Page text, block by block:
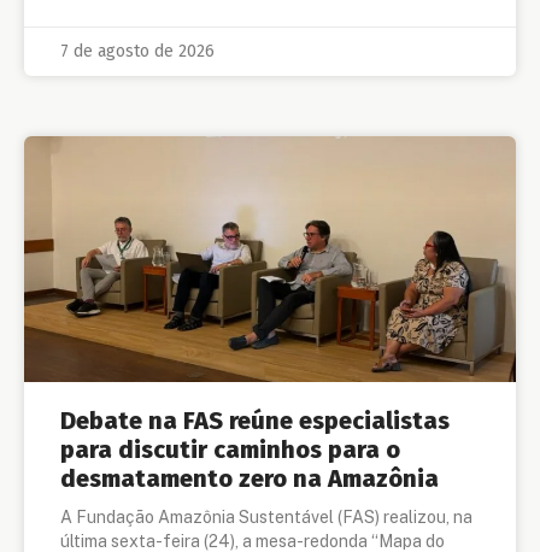
7 de agosto de 2026
Debate na FAS reúne especialistas
para discutir caminhos para o
desmatamento zero na Amazônia
A Fundação Amazônia Sustentável (FAS) realizou, na
última sexta-feira (24), a mesa-redonda “Mapa do